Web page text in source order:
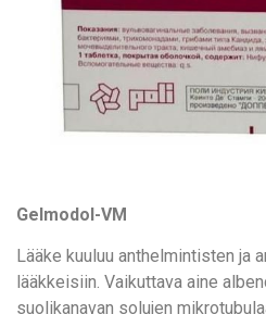
Gelmodol-VM
Lääke kuuluu anthelmintisten ja
lääkkeisiin. Vaikuttava aine
suolikanavan solujen